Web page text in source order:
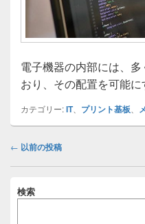
電子機器の内部には、
おり、その配置を可能
カテゴリー:IT、 プリント基板
投
ビ
ゲ
← 以前の投稿
イ検索